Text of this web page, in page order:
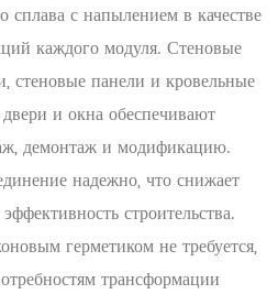
с напылением в качестве
каждого модуля. Стеновые
стеновые панели и кровельные
и окна обеспечивают
демонтаж и модификацию.
надежно, что снижает
строительства.
герметиком не требуется,
трансформации